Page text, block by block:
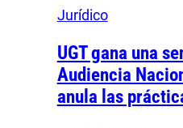
Jurídico
UGT gana una
Audiencia
anula las